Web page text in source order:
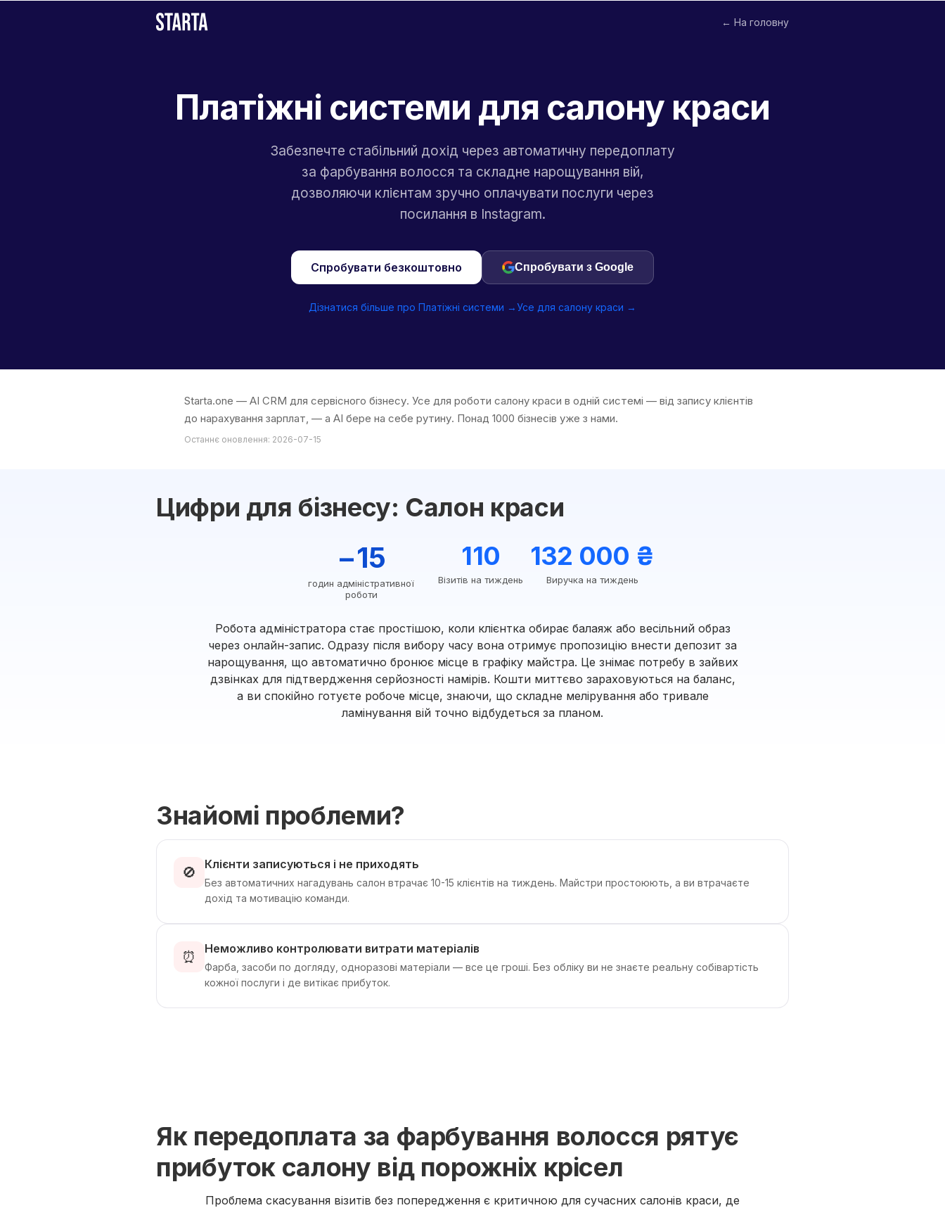
← На головну
Платіжні системи для салону краси
Забезпечте стабільний дохід через автоматичну передоплату
за фарбування волосся та складне нарощування вій,
дозволяючи клієнтам зручно оплачувати послуги через
посилання в Instagram.
Спробувати безкоштовно Спробувати з Google
Дізнатися більше про Платіжні системи →Усе для салону краси →
Starta.one — AI CRM для сервісного бізнесу. Усе для роботи салону краси в одній системі — від запису клієнтів
до нарахування зарплат, — а AI бере на себе рутину. Понад 1000 бізнесів уже з нами.
Останнє оновлення: 2026-07-15
Цифри для бізнесу: Салон краси
−15
годин адміністративної
роботи
110
Візитів на тиждень
132 000 ₴
Виручка на тиждень
Робота адміністратора стає простішою, коли клієнтка обирає балаяж або весільний образ
через онлайн-запис. Одразу після вибору часу вона отримує пропозицію внести депозит за
нарощування, що автоматично бронює місце в графіку майстра. Це знімає потребу в зайвих
дзвінках для підтвердження серйозності намірів. Кошти миттєво зараховуються на баланс,
а ви спокійно готуєте робоче місце, знаючи, що складне мелірування або тривале
ламінування вій точно відбудеться за планом.
Знайомі проблеми?
🚫 Клієнти записуються і не приходять
Без автоматичних нагадувань салон втрачає 10-15 клієнтів на тиждень. Майстри простоюють, а ви втрачаєте
дохід та мотивацію команди.
⏰ Неможливо контролювати витрати матеріалів
Фарба, засоби по догляду, одноразові матеріали — все це гроші. Без обліку ви не знаєте реальну собівартість
кожної послуги і де витікає прибуток.
Як передоплата за фарбування волосся рятує
прибуток салону від порожніх крісел
Проблема скасування візитів без попередження є критичною для сучасних салонів краси, де